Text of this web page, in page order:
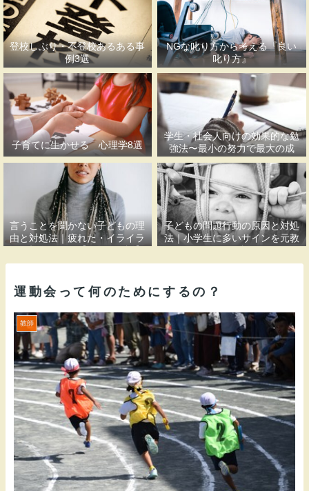
登校しぶり・不登校あるある事
例3選
NGな叱り方から考える『良い
叱り方』
子育てに生かせる 心理学8選
学生・社会人向けの効果的な勉
強法〜最小の努力で最大の成
果〜
言うことを聞かない子どもの理
由と対処法｜疲れた・イライラ
する親御さんへ【元教員解説】
子どもの問題行動の原因と対処
法｜小学生に多いサインを元教
員が解説
運動会って何のためにするの？
教師